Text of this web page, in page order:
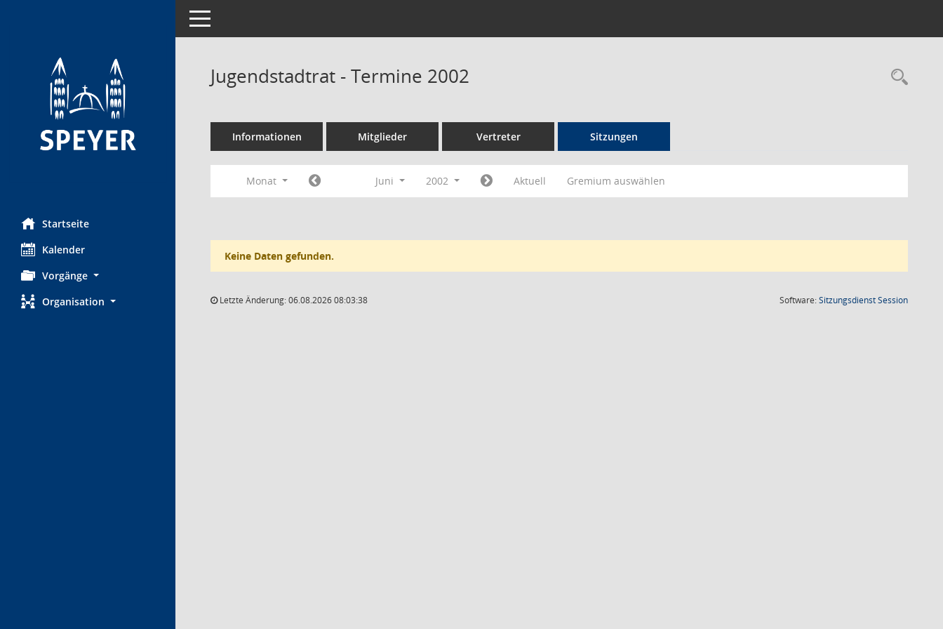
Startseite
Kalender
Vorgänge
Organisation
Toggle navigation
Jugendstadtrat - Termine 2002
Informationen Mitglieder Vertreter Sitzungen
Monat Juni 2002 Aktuell Gremium auswählen
Keine Daten gefunden.
Letzte Änderung: 06.08.2026 08:03:38 Software:SitzungsdienstSession(Wird in